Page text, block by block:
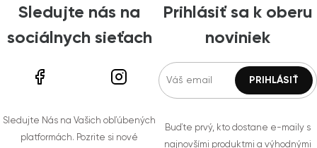
Sledujte nás na
sociálnych sieťach
Sledujte Nás na Vašich obľúbených
platformách. Pozrite si nové
Prihlásiť sa k oberu
noviniek
Buďte prvý, kto dostane e-maily s
najnovšími produktmi a výhodnými